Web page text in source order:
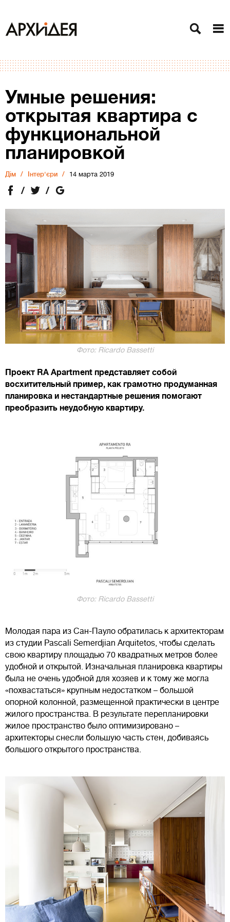
Умные решения:
открытая квартира с
функциональной
планировкой
Дiм Інтер'єри 14 марта 2019
Фото: Ricardo Bassetti
Проект RA Apartment представляет собой
восхитительный пример, как грамотно продуманная
планировка и нестандартные решения помогают
преобразить неудобную квартиру.
Фото: Ricardo Bassetti
Молодая пара из Сан-Пауло обратилась к архитекторам
из студии Pascali Semerdjian Arquitetos, чтобы сделать
свою квартиру площадью 70 квадратных метров более
удобной и открытой. Изначальная планировка квартиры
была не очень удобной для хозяев и к тому же могла
«похвастаться» крупным недостатком – большой
опорной колонной, размещенной практически в центре
жилого пространства. В результате перепланировки
жилое пространство было оптимизировано –
архитекторы снесли большую часть стен, добиваясь
большого открытого пространства.